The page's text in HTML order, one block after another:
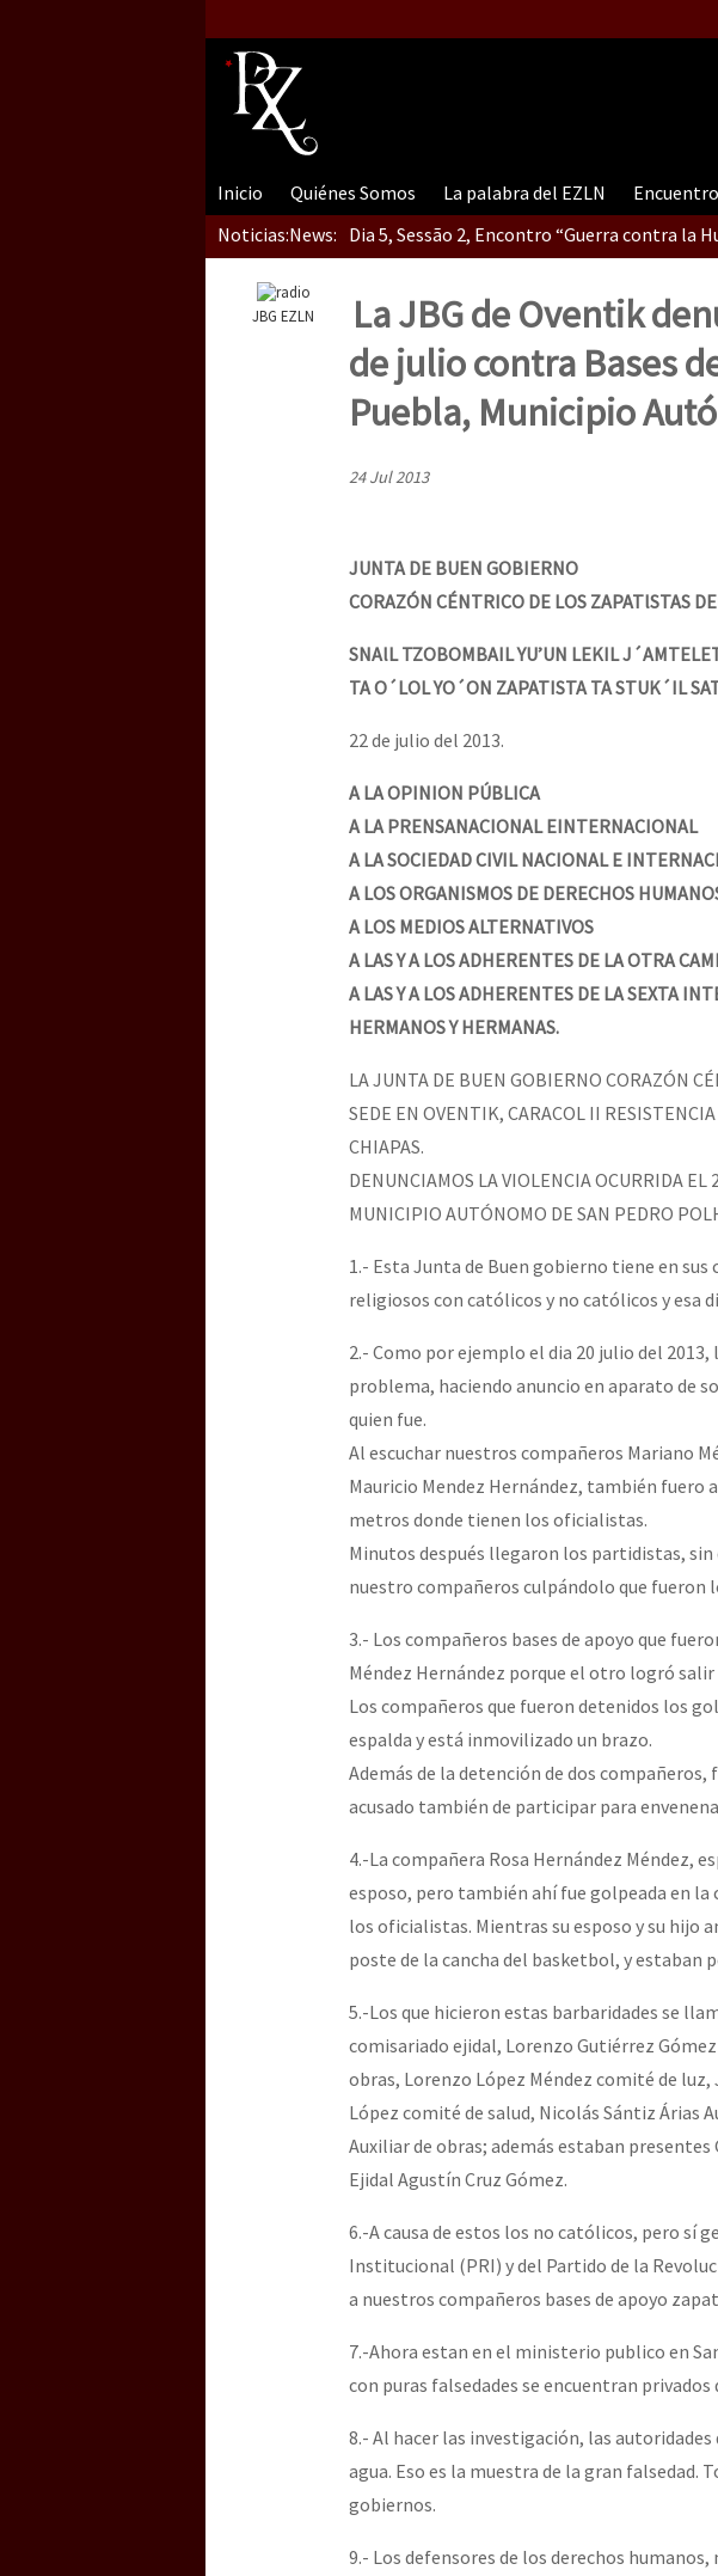
Inicio Quiénes Somos La palabra del EZLN
Noticias:News: Dia 5, Sessão 2, Encontro “Guerra contra la
Dia 5, sessão 1, do Encontro “Guerra contra
Dia 4 – Encontro “Guerra contra a
Dia 2 do Encontro “Guerra contra a
Dia 1: Encontro “Guerra contra a Humanidade”
“Sonhando a Terra do Bem Virá” se publica
[25 abr – CDMX] Tokín por el CNI: 30 años de
JBG EZLN
La JBG de Oventik
de julio contra Bases
Puebla, Municipio
24 Jul 2013
JUNTA DE BUEN GOBIERNO
CORAZÓN CÉNTRICO DE LOS ZAPATlSTAS
SNAlL TZOBOMBAIL YU’UN LEKIL
TA O´LOL YO´ON ZAPATISTA TA STUK´IL
22 de julio del 2013.
A LA OPINION PÚBLICA
A LA PRENSANACIONAL EINTERNACIONAL
A LA SOCIEDAD CIVIL NACIONAL E
A LOS ORGANISMOS DE DERECHOS
A LOS MEDIOS ALTERNATIVOS
A LAS Y A LOS ADHERENTES DE LA OTRA
A LAS Y A LOS ADHERENTES DE LA SEXTA
HERMANOS Y HERMANAS.
LA JUNTA DE BUEN GOBIERNO CORAZÓN
SEDE EN OVENTIK, CARACOL II
CHIAPAS.
DENUNCIAMOS LA VIOLENCIA OCURRIDA
MUNICIPIO AUTÓNOMO DE SAN PEDRO
1.- Esta Junta de Buen gobierno tiene en
religiosos con católicos y no católicos y esa
2.- Como por ejemplo el dia 20 julio del
problema, haciendo anuncio en aparato de
quien fue.
Al escuchar nuestros compañeros Mariano
Mauricio Mendez Hernández, también fuero
metros donde tienen los oficialistas.
Minutos después llegaron los partidistas,
nuestro compañeros culpándolo que fueron
3.- Los compañeros bases de apoyo que
Méndez Hernández porque el otro logró
Los compañeros que fueron detenidos los
espalda y está inmovilizado un brazo.
Además de la detención de dos
acusado también de participar para
4.-La compañera Rosa Hernández Méndez,
esposo, pero también ahí fue golpeada en
los oficialistas. Mientras su esposo y su hijo
poste de la cancha del basketbol, y estaban
5.-Los que hicieron estas barbaridades se
comisariado ejidal, Lorenzo Gutiérrez
obras, Lorenzo López Méndez comité de
López comité de salud, Nicolás Sántiz Árias
Auxiliar de obras; además estaban
Ejidal Agustín Cruz Gómez.
6.-A causa de estos los no católicos, pero
Institucional (PRI) y del Partido de la
a nuestros compañeros bases de apoyo
7.-Ahora estan en el ministerio publico en
con puras falsedades se encuentran privados
8.- Al hacer las investigación, las
agua. Eso es la muestra de la gran falsedad.
gobiernos.
9.- Los defensores de los derechos